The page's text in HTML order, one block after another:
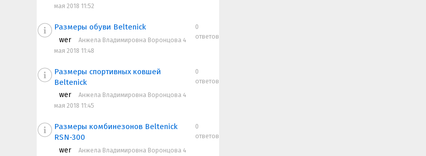
мая 2018 11:52
Размеры обуви Beltenick
wer
Анжела Владимировна Воронцова 4
мая 2018 11:48
0
ответов
Размеры спортивных ковшей
Beltenick
wer
Анжела Владимировна Воронцова 4
мая 2018 11:45
0
ответов
Размеры комбинезонов Beltenick
RSN-300
wer
Анжела Владимировна Воронцова 4
0
ответов